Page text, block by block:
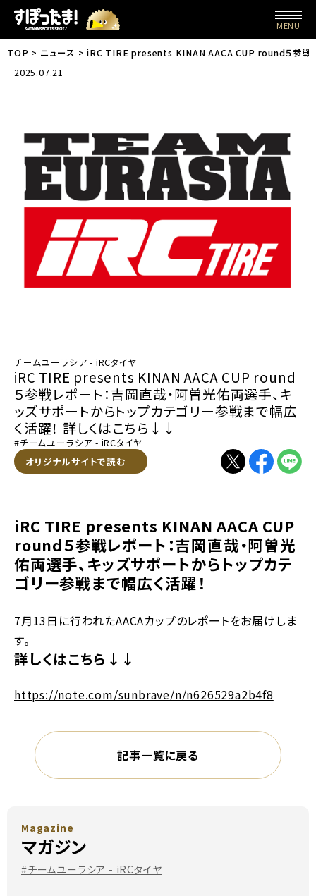
MENU
TOP ニュース
iRC TIRE presents KINAN AACA CUP round５参戦レ
2025.07.21
チームユーラシア - iRCタイヤ
iRC TIRE presents KINAN AACA CUP round
５参戦レポート：吉岡直哉・阿曽光佑両選手、キ
ッズサポートからトップカテゴリー参戦まで幅広
く活躍！ 詳しくはこちら↓↓
#チームユーラシア - iRCタイヤ
オリジナルサイトで読む別ウィンドウで開く
iRC TIRE presents KINAN AACA CUP
round５参戦レポート：吉岡直哉・阿曽光
佑両選手、キッズサポートからトップカテ
ゴリー参戦まで幅広く活躍！
7月13日に行われたAACAカップのレポートをお届けしま
す。
詳しくはこちら↓↓
https://note.com/sunbrave/n/n626529a2b4f8
記事一覧に戻る
Magazine
マガジン
#チームユーラシア - iRCタイヤ